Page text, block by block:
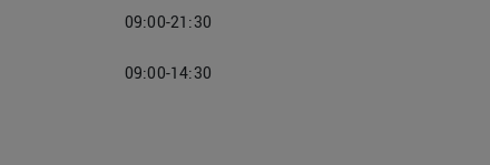
09:00-21:30
09:00-14:30